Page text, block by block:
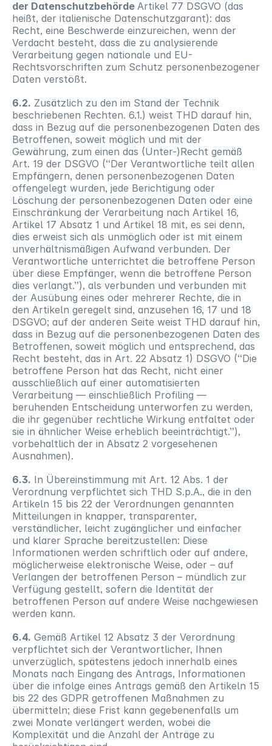
der Datenschutzbehörde Artikel 77 DSGVO (das
heißt, der italienische Datenschutzgarant): das
Recht, eine Beschwerde einzureichen, wenn der
Verdacht besteht, dass die zu analysierende
Verarbeitung gegen nationale und EU-
Rechtsvorschriften zum Schutz personenbezogener
Daten verstößt.
6.2. Zusätzlich zu den im Stand der Technik
beschriebenen Rechten. 6.1.) weist THD darauf hin,
dass in Bezug auf die personenbezogenen Daten des
Betroffenen, soweit möglich und mit der
Gewährung, zum einen das (Unter-)Recht gemäß
Art. 19 der DSGVO (“Der Verantwortliche teilt allen
Empfängern, denen personenbezogenen Daten
offengelegt wurden, jede Berichtigung oder
Löschung der personenbezogenen Daten oder eine
Einschränkung der Verarbeitung nach Artikel 16,
Artikel 17 Absatz 1 und Artikel 18 mit, es sei denn,
dies erweist sich als unmöglich oder ist mit einem
unverhältnismäßigen Aufwand verbunden. Der
Verantwortliche unterrichtet die betroffene Person
über diese Empfänger, wenn die betroffene Person
dies verlangt.”), als verbunden und verbunden mit
der Ausübung eines oder mehrerer Rechte, die in
den Artikeln geregelt sind, anzusehen 16, 17 und 18
DSGVO; auf der anderen Seite weist THD darauf hin,
dass in Bezug auf die personenbezogenen Daten des
Betroffenen, soweit möglich und entsprechend, das
Recht besteht, das in Art. 22 Absatz 1) DSGVO (“Die
betroffene Person hat das Recht, nicht einer
ausschließlich auf einer automatisierten
Verarbeitung — einschließlich Profiling —
beruhenden Entscheidung unterworfen zu werden,
die ihr gegenüber rechtliche Wirkung entfaltet oder
sie in ähnlicher Weise erheblich beeinträchtigt.”),
vorbehaltlich der in Absatz 2 vorgesehenen
Ausnahmen).
6.3. In Übereinstimmung mit Art. 12 Abs. 1 der
Verordnung verpflichtet sich THD S.p.A., die in den
Artikeln 15 bis 22 der Verordnungen genannten
Mitteilungen in knapper, transparenter,
verständlicher, leicht zugänglicher und einfacher
und klarer Sprache bereitzustellen: Diese
Informationen werden schriftlich oder auf andere,
möglicherweise elektronische Weise, oder – auf
Verlangen der betroffenen Person – mündlich zur
Verfügung gestellt, sofern die Identität der
betroffenen Person auf andere Weise nachgewiesen
werden kann.
6.4. Gemäß Artikel 12 Absatz 3 der Verordnung
verpflichtet sich der Verantwortlicher, Ihnen
unverzüglich, spätestens jedoch innerhalb eines
Monats nach Eingang des Antrags, Informationen
über die infolge eines Antrags gemäß den Artikeln 15
bis 22 des GDPR getroffenen Maßnahmen zu
übermitteln; diese Frist kann gegebenenfalls um
zwei Monate verlängert werden, wobei die
Komplexität und die Anzahl der Anträge zu